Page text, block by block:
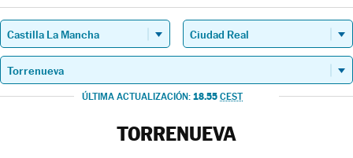
ÚLTIMA ACTUALIZACIÓN: 18.55 CEST
TORRENUEVA